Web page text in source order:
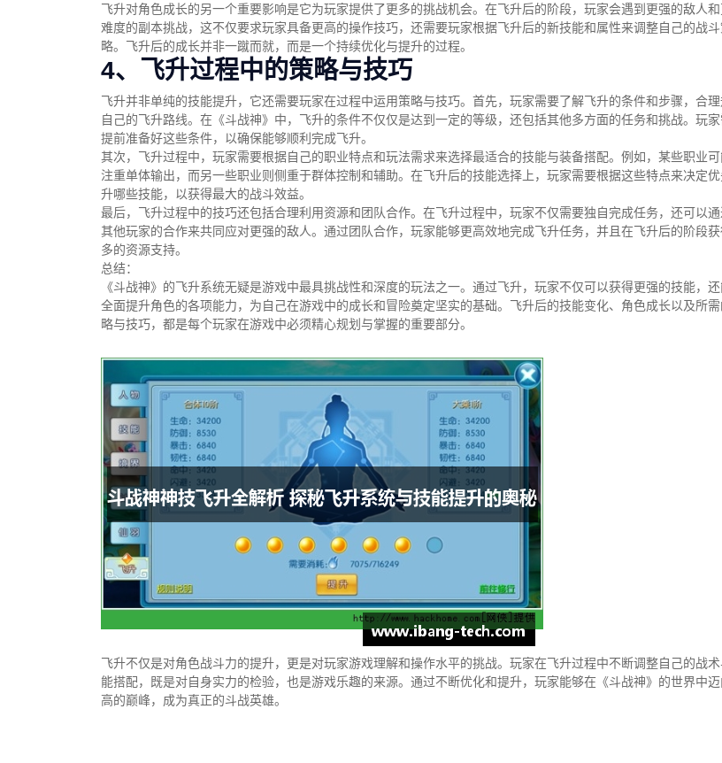
飞升对角色成长的另一个重要影响是它为玩家提供了更多的挑战机会。在飞升后的阶段，玩家会遇到更强的敌人和
难度的副本挑战，这不仅要求玩家具备更高的操作技巧，还需要玩家根据飞升后的新技能和属性来调整自己的战
略。飞升后的成长并非一蹴而就，而是一个持续优化与提升的过程。
4、飞升过程中的策略与技巧
飞升并非单纯的技能提升，它还需要玩家在过程中运用策略与技巧。首先，玩家需要了解飞升的条件和步骤，合理
自己的飞升路线。在《斗战神》中，飞升的条件不仅仅是达到一定的等级，还包括其他多方面的任务和挑战。玩
提前准备好这些条件，以确保能够顺利完成飞升。
其次，飞升过程中，玩家需要根据自己的职业特点和玩法需求来选择最适合的技能与装备搭配。例如，某些职业可
注重单体输出，而另一些职业则侧重于群体控制和辅助。在飞升后的技能选择上，玩家需要根据这些特点来决定优
升哪些技能，以获得最大的战斗效益。
最后，飞升过程中的技巧还包括合理利用资源和团队合作。在飞升过程中，玩家不仅需要独自完成任务，还可以通
其他玩家的合作来共同应对更强的敌人。通过团队合作，玩家能够更高效地完成飞升任务，并且在飞升后的阶段获
多的资源支持。
总结：
《斗战神》的飞升系统无疑是游戏中最具挑战性和深度的玩法之一。通过飞升，玩家不仅可以获得更强的技能，
全面提升角色的各项能力，为自己在游戏中的成长和冒险奠定坚实的基础。飞升后的技能变化、角色成长以及所
略与技巧，都是每个玩家在游戏中必须精心规划与掌握的重要部分。
飞升不仅是对角色战斗力的提升，更是对玩家游戏理解和操作水平的挑战。玩家在飞升过程中不断调整自己的战术
能搭配，既是对自身实力的检验，也是游戏乐趣的来源。通过不断优化和提升，玩家能够在《斗战神》的世界中迈
高的巅峰，成为真正的斗战英雄。